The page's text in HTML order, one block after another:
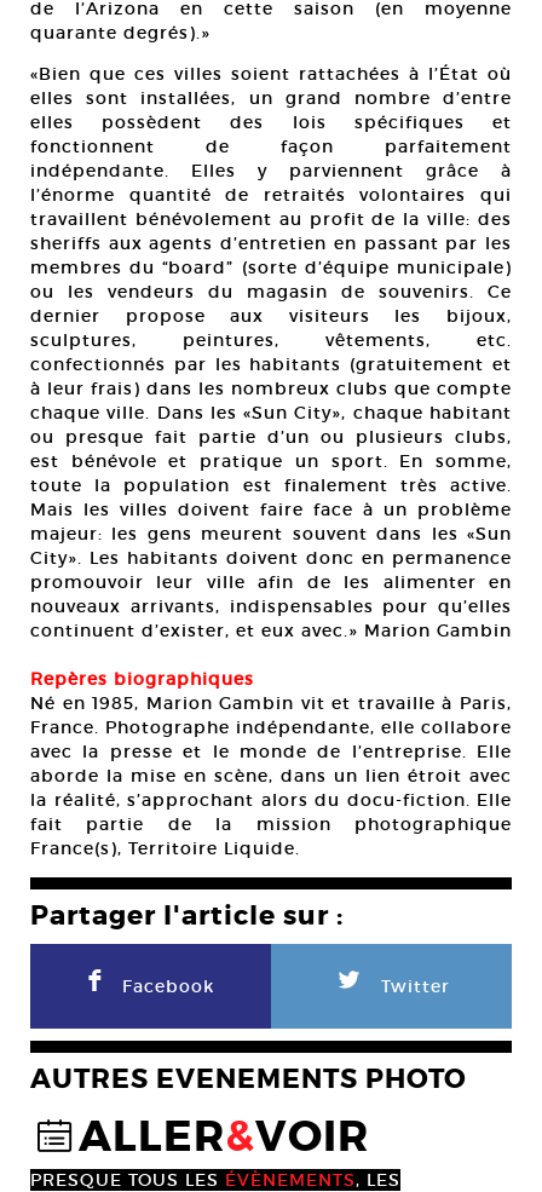
de l’Arizona en cette saison (en moyenne
quarante degrés).»
«Bien que ces villes soient rattachées à l’État où
elles sont installées, un grand nombre d’entre
elles possèdent des lois spécifiques et
fonctionnent de façon parfaitement
indépendante. Elles y parviennent grâce à
l’énorme quantité de retraités volontaires qui
travaillent bénévolement au profit de la ville: des
sheriffs aux agents d’entretien en passant par les
membres du “board” (sorte d’équipe municipale)
ou les vendeurs du magasin de souvenirs. Ce
dernier propose aux visiteurs les bijoux,
sculptures, peintures, vêtements, etc.
confectionnés par les habitants (gratuitement et
à leur frais) dans les nombreux clubs que compte
chaque ville. Dans les «Sun City», chaque habitant
ou presque fait partie d’un ou plusieurs clubs,
est bénévole et pratique un sport. En somme,
toute la population est finalement très active.
Mais les villes doivent faire face à un problème
majeur: les gens meurent souvent dans les «Sun
City». Les habitants doivent donc en permanence
promouvoir leur ville afin de les alimenter en
nouveaux arrivants, indispensables pour qu’elles
continuent d’exister, et eux avec.» Marion Gambin
Repères biographiques
Né en 1985, Marion Gambin vit et travaille à Paris,
France. Photographe indépendante, elle collabore
avec la presse et le monde de l’entreprise. Elle
aborde la mise en scène, dans un lien étroit avec
la réalité, s’approchant alors du docu-fiction. Elle
fait partie de la mission photographique
France(s), Territoire Liquide.
Partager l'article sur :
F Facebook L Twitter
AUTRES EVENEMENTS PHOTO
@ALLER&VOIR
PRESQUE TOUS LES ÉVÈNEMENTS, LES